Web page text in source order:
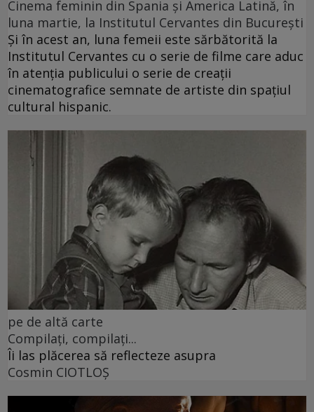
Cinema feminin din Spania și America Latină, în
luna martie, la Institutul Cervantes din București
Și în acest an, luna femeii este sărbătorită la
Institutul Cervantes cu o serie de filme care aduc
în atenția publicului o serie de creații
cinematografice semnate de artiste din spațiul
cultural hispanic.
pe de altă carte
Compilați, compilați...
Îi las plăcerea să reflecteze asupra
Cosmin CIOTLOŞ